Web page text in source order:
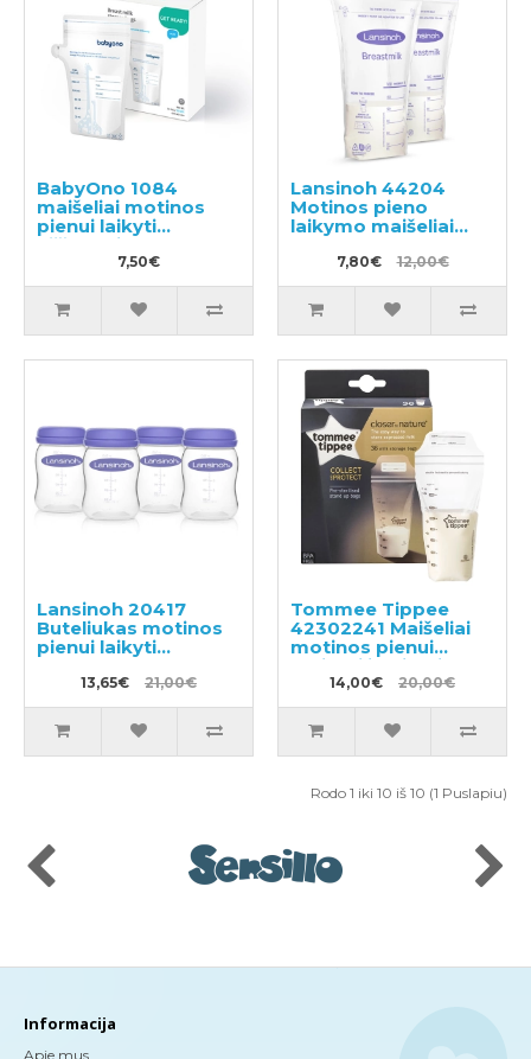
BabyOno 1084
maišeliai motinos
pienui laikyti
užšaldyti 30 vnt. x
7,50€
Lansinoh 44204
Motinos pieno
laikymo maišeliai
7,80€ 12,00€
Lansinoh 20417
Buteliukas motinos
pienui laikyti
13,65€ 21,00€
Tommee Tippee
42302241 Maišeliai
motinos pienui
surinkti ir laikyti
36x350ml
14,00€ 20,00€
Rodo 1 iki 10 iš 10 (1 Puslapiu)
Informacija
Apie mus